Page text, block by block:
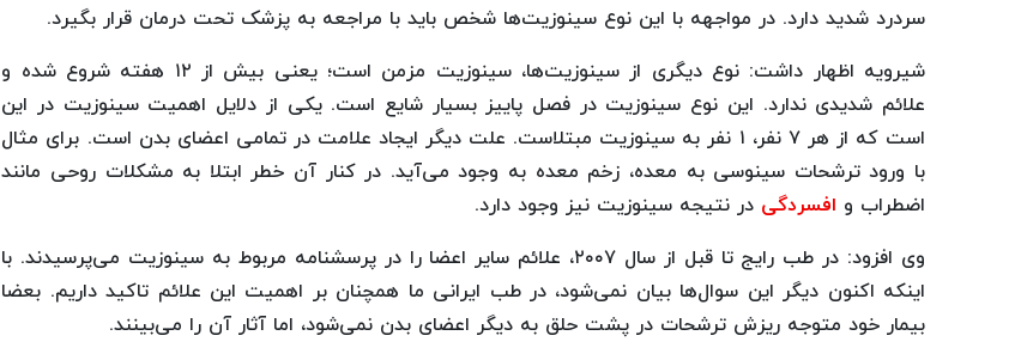
سردرد شدید دارد. در مواجهه با این نوع سینوزیت‌ها شخص باید با مراجعه به پزشک تحت درمان قرار بگیرد.
شیرویه اظهار داشت: نوع دیگری از سینوزیت‌ها، سینوزیت مزمن است؛ یعنی بیش از ۱۲ هفته شروع شده و
علائم شدیدی ندارد. این نوع سینوزیت در فصل پاییز بسیار شایع است. یکی از دلایل اهمیت سینوزیت در این
است که از هر ۷ نفر، ۱ نفر به سینوزیت مبتلاست. علت دیگر ایجاد علامت در تمامی اعضای بدن است. برای مثال
با ورود ترشحات سینوسی به معده، زخم معده به وجود می‌آید. در کنار آن خطر ابتلا به مشکلات روحی مانند
اضطراب و افسردگی در نتیجه سینوزیت نیز وجود دارد.
وی افزود: در طب رایج تا قبل از سال ۲۰۰۷، علائم سایر اعضا را در پرسشنامه مربوط به سینوزیت می‌پرسیدند. با
اینکه اکنون دیگر این سوال‌ها بیان نمی‌شود، در طب ایرانی ما همچنان بر اهمیت این علائم تاکید داریم. بعضا
بیمار خود متوجه ریزش ترشحات در پشت حلق به دیگر اعضای بدن نمی‌شود، اما آثار آن را می‌بینند.